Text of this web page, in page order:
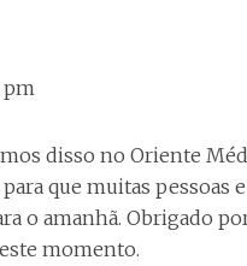
pm
disso no Oriente
que muitas pessoas
o amanhã. Obrigado
momento.